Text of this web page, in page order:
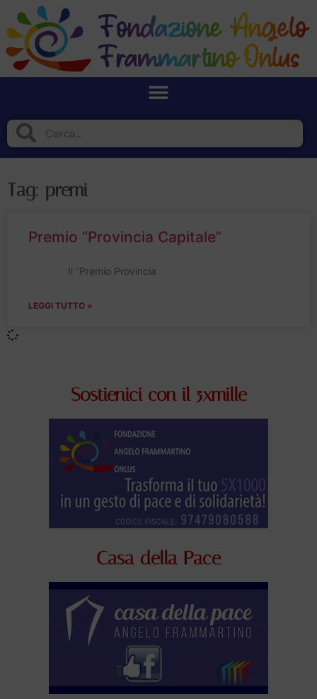
Tag: premi
Premio “Provincia Capitale”
Il “Premio Provincia
LEGGI TUTTO »
Sostienici con il 5xmille
Casa della Pace